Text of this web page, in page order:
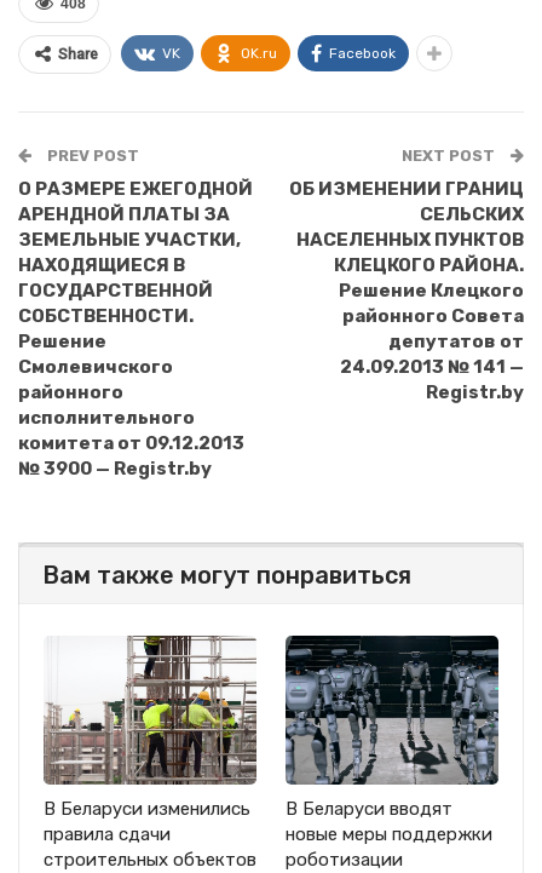
408
Share VK OK.ru Facebook
PREV POST
О РАЗМЕРЕ ЕЖЕГОДНОЙ
АРЕНДНОЙ ПЛАТЫ ЗА
ЗЕМЕЛЬНЫЕ УЧАСТКИ,
НАХОДЯЩИЕСЯ В
ГОСУДАРСТВЕННОЙ
СОБСТВЕННОСТИ.
Решение
Смолевичского
районного
исполнительного
комитета от 09.12.2013
№ 3900 — Registr.by
NEXT POST
ОБ ИЗМЕНЕНИИ ГРАНИЦ
СЕЛЬСКИХ
НАСЕЛЕННЫХ ПУНКТОВ
КЛЕЦКОГО РАЙОНА.
Решение Клецкого
районного Совета
депутатов от
24.09.2013 № 141 —
Registr.by
Вам также могут понравиться
В Беларуси изменились
правила сдачи
строительных объектов
В Беларуси вводят
новые меры поддержки
роботизации